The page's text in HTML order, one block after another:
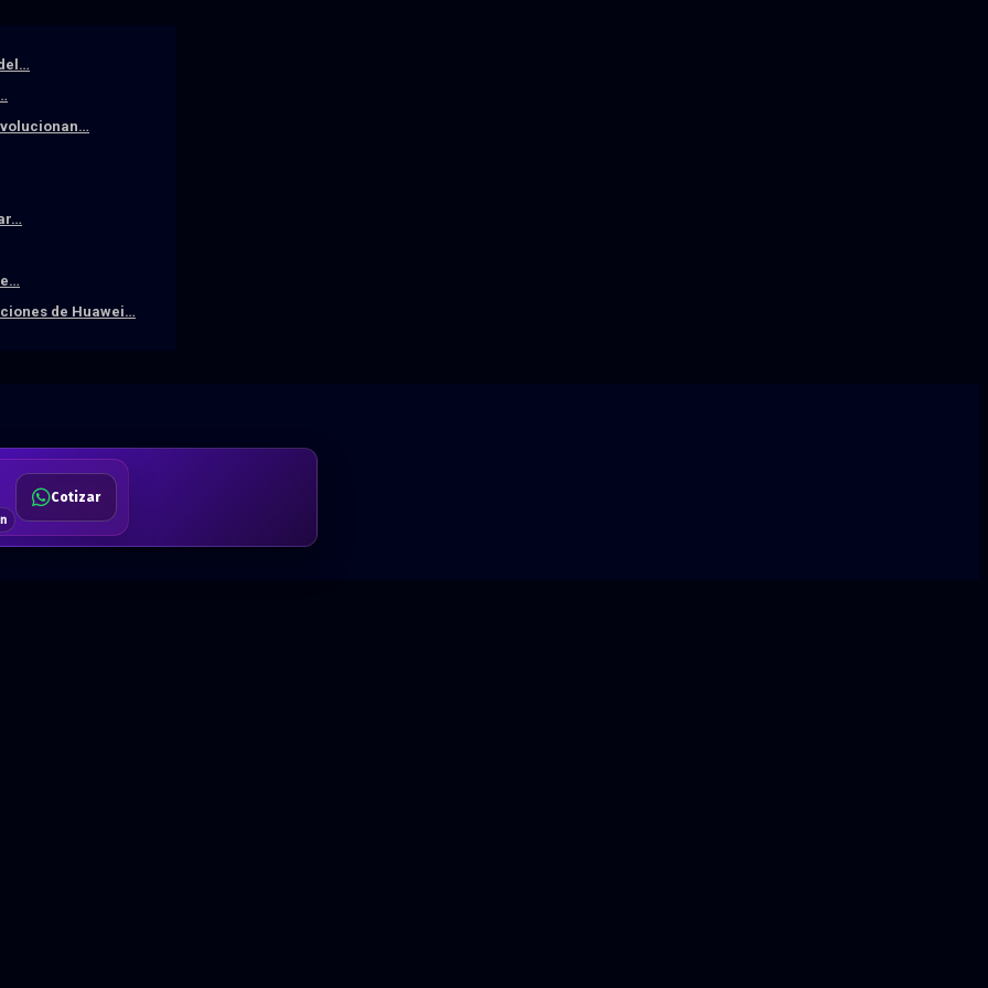
de Huawei…
$80
Anual · x 1 año
Cotizar
Hablemos
Solicitar